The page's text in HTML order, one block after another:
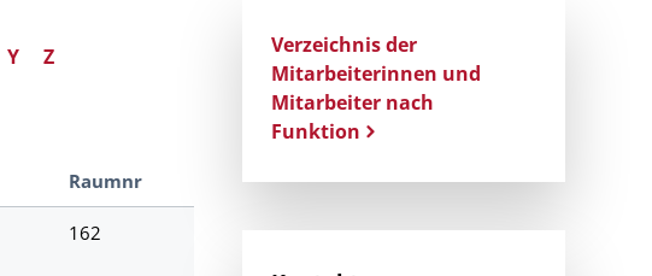
Y Z
Raumnr
162
Verzeichnis der
Mitarbeiterinnen und
Mitarbeiter nach
Funktion